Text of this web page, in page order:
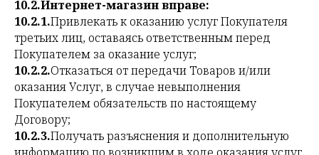
10.2.Интернет-магазин вправе:
10.2.1.Привлекать к оказанию услуг Покупателя
третьих лиц, оставаясь ответственным перед
Покупателем за оказание услуг;
10.2.2.Отказаться от передачи Товаров и/или
оказания Услуг, в случае невыполнения
Покупателем обязательств по настоящему
Договору;
10.2.3.Получать разъяснения и дополнительную